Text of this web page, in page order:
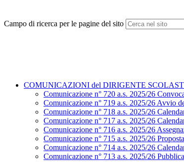
Campo di ricerca per le pagine del sito
COMUNICAZIONI del DIRIGENTE
Comunicazione n° 720 a.s. 2025/26
Comunicazione n° 719 a.s. 2025/26 Avvio
Comunicazione n° 718 a.s. 2025/26
Comunicazione n° 717 a.s. 2025/26
Comunicazione n° 716 a.s. 2025/26
Comunicazione n° 715 a.s. 2025/26
Comunicazione n° 714 a.s. 2025/26
Comunicazione n° 713 a.s. 2025/26